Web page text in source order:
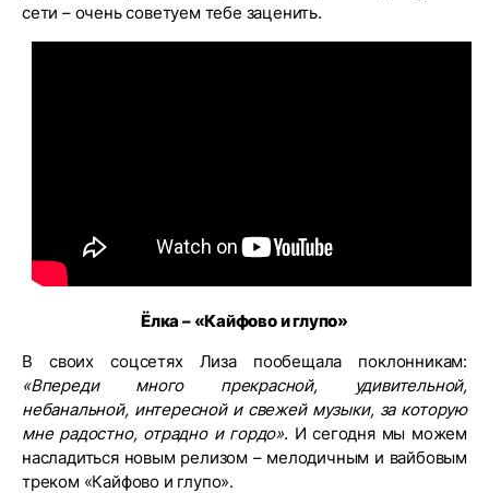
сети – очень советуем тебе заценить.
Ёлка – «Кайфово и глупо»
В своих соцсетях Лиза пообещала поклонникам:
«Впереди много прекрасной, удивительной,
небанальной, интересной и свежей музыки, за которую
мне радостно, отрадно и гордо». И сегодня мы можем
насладиться новым релизом – мелодичным и вайбовым
треком «Кайфово и глупо».